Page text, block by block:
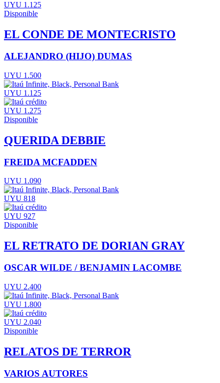
UYU 1.125
Disponible
EL CONDE DE MONTECRISTO
ALEJANDRO (HIJO) DUMAS
UYU 1.500
UYU 1.125
UYU 1.275
Disponible
QUERIDA DEBBIE
FREIDA MCFADDEN
UYU 1.090
UYU 818
UYU 927
Disponible
EL RETRATO DE DORIAN GRAY
OSCAR WILDE / BENJAMIN LACOMBE
UYU 2.400
UYU 1.800
UYU 2.040
Disponible
RELATOS DE TERROR
VARIOS AUTORES